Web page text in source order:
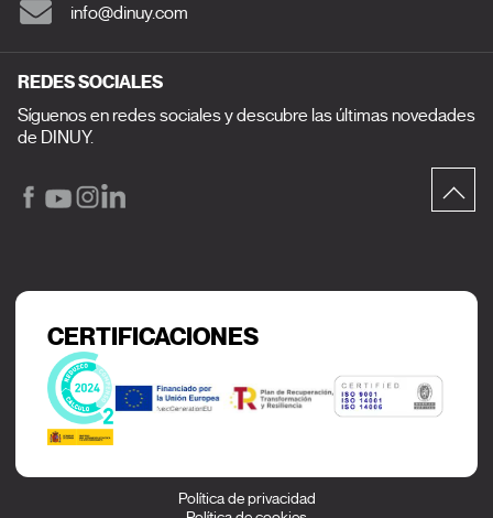
info@dinuy.com
REDES SOCIALES
Síguenos en redes sociales y descubre las últimas novedades
de DINUY.
CERTIFICACIONES
Política de privacidad